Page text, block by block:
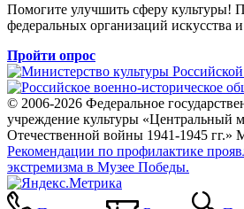
Помогите улучшить сферу культуры!
федеральных организаций искусства
Пройти опрос
© 2006-2026 Федеральное
учреждение культуры «Центральный
Отечественной войны 1941-1945 гг.»
Рекомендации по профилактике
экстремизма в Музее Победы.